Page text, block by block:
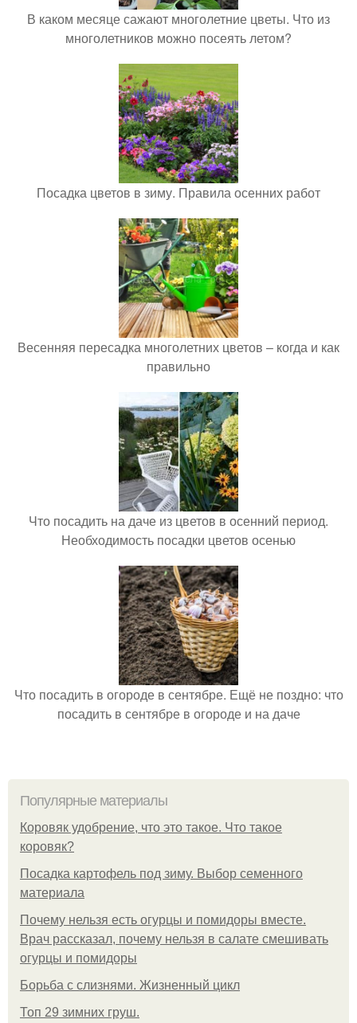
В каком месяце сажают многолетние цветы. Что из
многолетников можно посеять летом?
Посадка цветов в зиму. Правила осенних работ
Весенняя пересадка многолетних цветов – когда и как
правильно
Что посадить на даче из цветов в осенний период.
Необходимость посадки цветов осенью
Что посадить в огороде в сентябре. Ещё не поздно: что
посадить в сентябре в огороде и на даче
Популярные материалы
Коровяк удобрение, что это такое. Что такое
коровяк?
Посадка картофель под зиму. Выбор семенного
материала
Почему нельзя есть огурцы и помидоры вместе.
Врач рассказал, почему нельзя в салате смешивать
огурцы и помидоры
Борьба с слизнями. Жизненный цикл
Топ 29 зимних груш.